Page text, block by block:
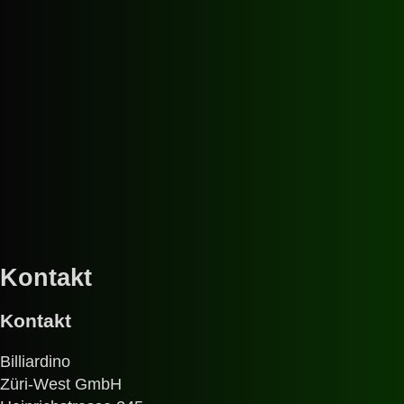
Kontakt
Kontakt
Billiardino
Züri-West GmbH